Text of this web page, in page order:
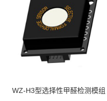
WZ-H3型选择性甲醛检测模组